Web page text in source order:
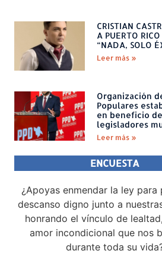
CRISTIAN
A PUERTO
“NADA, SOLO
Leer más »
Organización
Populares
en beneficio
legisladores
Leer más »
ENCUESTA
¿Apoyas enmendar la ley para
descanso digno junto a
honrando el vínculo de
amor incondicional que nos
durante toda su